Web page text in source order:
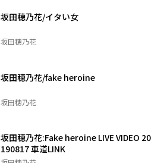
坂田穂乃花/イタい女
坂田穂乃花
坂田穂乃花/fake heroine
坂田穂乃花
坂田穂乃花:Fake heroine LIVE VIDEO 20
190817 車道LINK